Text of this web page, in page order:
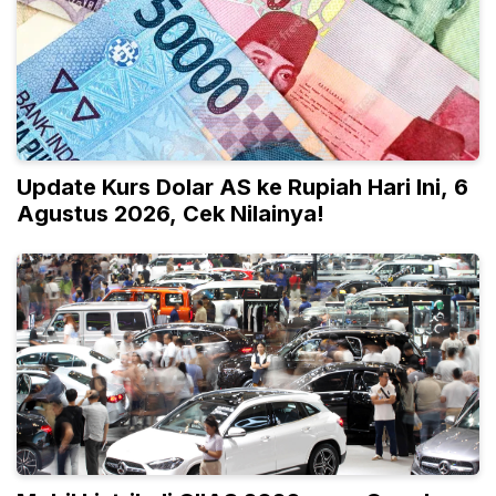
Update Kurs Dolar AS ke Rupiah Hari Ini, 6
Agustus 2026, Cek Nilainya!